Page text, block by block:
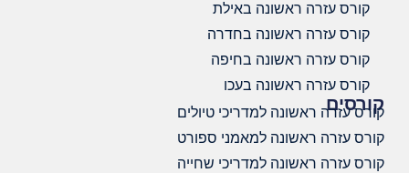
קורס עזרה ראשונה באילת
קורס עזרה ראשונה בחדרה
קורס עזרה ראשונה בחיפה
קורס עזרה ראשונה בעכו
קורסים
קורס עזרה ראשונה למדריכי טיולים
קורס עזרה ראשונה למאמני ספורט
קורס עזרה ראשונה למדריכי שחייה